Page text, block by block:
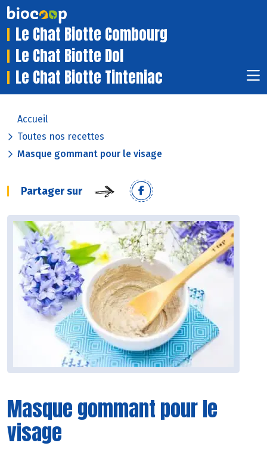
Le Chat Biotte Combourg
Le Chat Biotte Dol
Le Chat Biotte Tinteniac
Accueil
Toutes nos recettes
Masque gommant pour le visage
Partager sur
Masque gommant pour le
visage